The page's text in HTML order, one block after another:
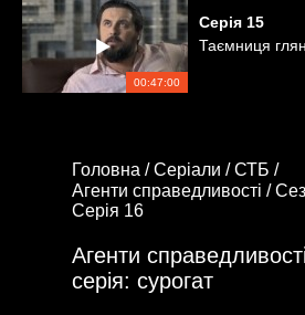
00:47:00
Серія 15
Таємниця
Головна /Серіали /СТБ /
Агенти справедливості /
Серія 16
Агенти
серія: сурогат